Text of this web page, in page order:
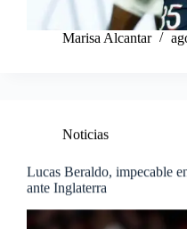
Marisa Alcantar
Noticias
Lucas Beraldo, impecable
ante Inglaterra